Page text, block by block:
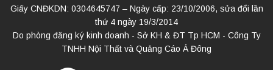
Giấy CNĐKDN: 0304645747 – Ngày cấp: 23/10/2006, sửa đổi lần
thứ 4 ngày 19/3/2014
Do phòng đăng ký kinh doanh - Sở KH & ĐT Tp HCM - Công Ty
TNHH Nội Thất và Quảng Cáo Á Đông